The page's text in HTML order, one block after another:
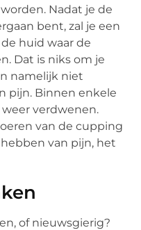
Nadat je de
bent, zal je een
huid waar de
Dat is niks om je
namelijk niet
pijn. Binnen enkele
verdwenen.
van de cupping
van pijn, het
of nieuwsgierig?